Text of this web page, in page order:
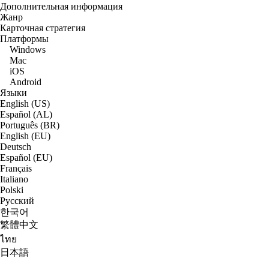
Дополнительная информация
Жанр
Карточная стратегия
Платформы
Windows
Mac
iOS
Android
Языки
English (US)
Español (AL)
Português (BR)
English (EU)
Deutsch
Español (EU)
Français
Italiano
Polski
Русский
한국어
繁體中文
ไทย
日本語